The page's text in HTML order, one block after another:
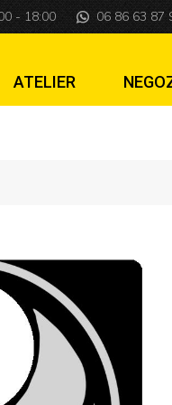
- 18:00 06 86 63 87
ATELIER